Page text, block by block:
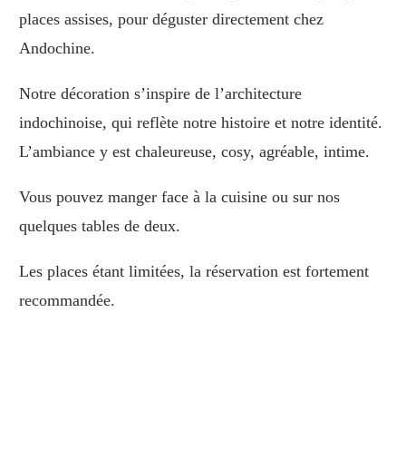
places assises, pour déguster directement chez
Andochine.
Notre décoration s’inspire de l’architecture
indochinoise, qui reflète notre histoire et notre identité.
L’ambiance y est chaleureuse, cosy, agréable, intime.
Vous pouvez manger face à la cuisine ou sur nos
quelques tables de deux.
Les places étant limitées, la réservation est fortement
recommandée.